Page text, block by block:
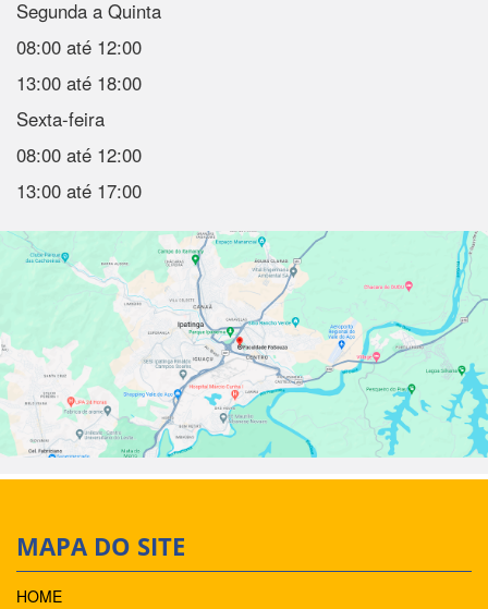
Segunda a Quinta
08:00 até 12:00
13:00 até 18:00
Sexta-feira
08:00 até 12:00
13:00 até 17:00
MAPA DO SITE
HOME